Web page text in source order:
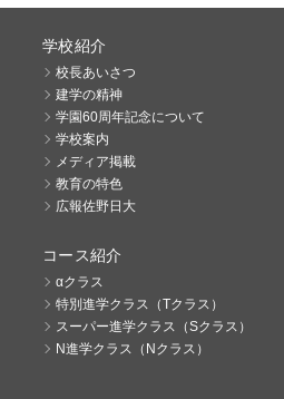
学校紹介
校長あいさつ
建学の精神
学園60周年記念について
学校案内
メディア掲載
教育の特色
広報佐野日大
コース紹介
αクラス
特別進学クラス（Tクラス）
スーパー進学クラス（Sクラス）
N進学クラス（Nクラス）